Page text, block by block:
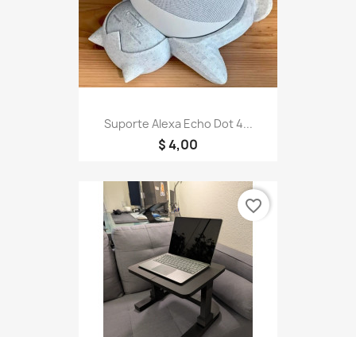
Suporte Alexa Echo Dot 4...
$ 4,00
favorite_border